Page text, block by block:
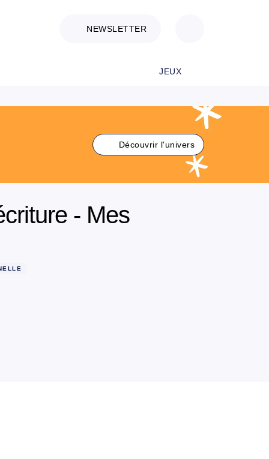
NEWSLETTER
JEUX
Découvrir l'univers
- Mes